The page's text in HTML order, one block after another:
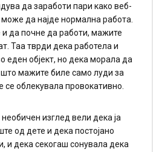
да заработи пари како веб-
да најде нормална работа.
и да почне да работи, мажите
Таа тврди дека работела и
еден објект, но дека морала да
мажите биле само луди за
се облекувала провокативно.
изглед вели дека ја
од дете и дека постојано
и дека секогаш сонувала дека